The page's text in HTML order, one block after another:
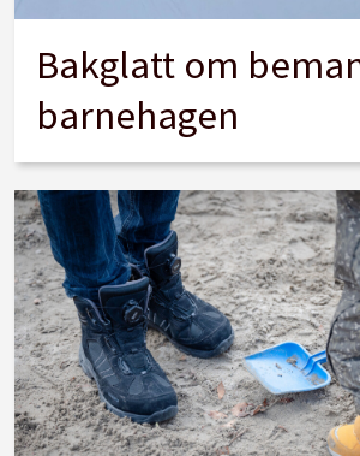
Bakglatt om
barnehagen